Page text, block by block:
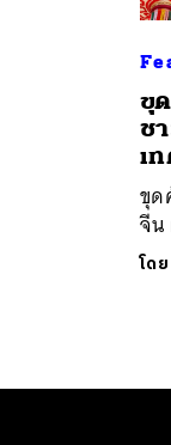
ขุ
ช
เ
ขุด
จีน
โดย